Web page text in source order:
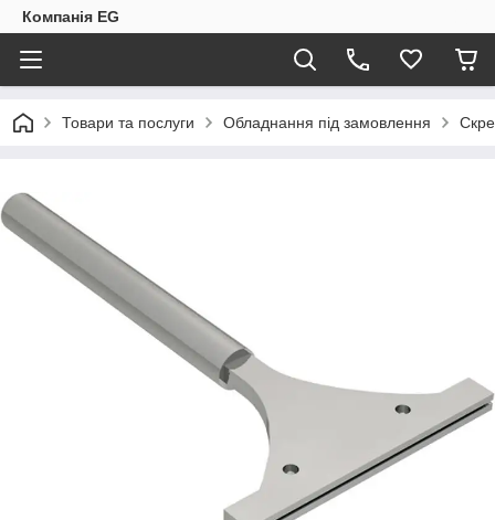
Компанія EG
Товари та послуги Обладнання під замовлення